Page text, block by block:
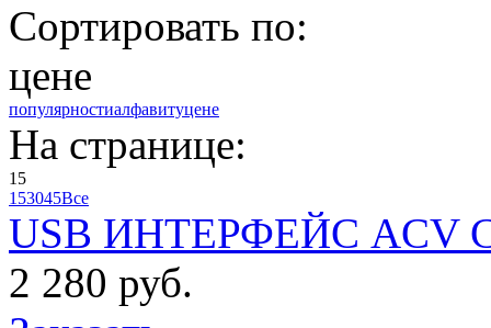
Сортировать по:
цене
популярностиалфавитуцене
На странице:
15
153045Все
USB ИНТЕРФЕЙС ACV
2 280 руб.